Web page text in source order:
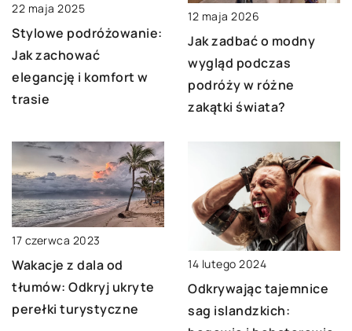
22 maja 2025
Stylowe podróżowanie:
Jak zachować
elegancję i komfort w
trasie
12 maja 2026
Jak zadbać o modny
wygląd podczas
podróży w różne
zakątki świata?
17 czerwca 2023
Wakacje z dala od
tłumów: Odkryj ukryte
perełki turystyczne
14 lutego 2024
Odkrywając tajemnice
sag islandzkich: